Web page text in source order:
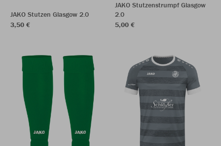
JAKO Stutzen Glasgow 2.0
3,50 €
JAKO Stutzenstrumpf Glasgow
2.0
5,00 €